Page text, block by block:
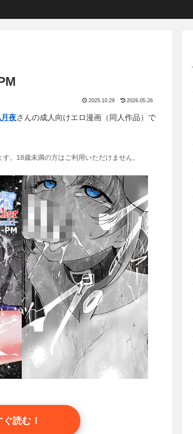
2025.10.29 2026.05.26
夜さんの成人向けエロ漫画（同人作品）で
。18歳未満の方はご利用いただけません。
ぐ読む！